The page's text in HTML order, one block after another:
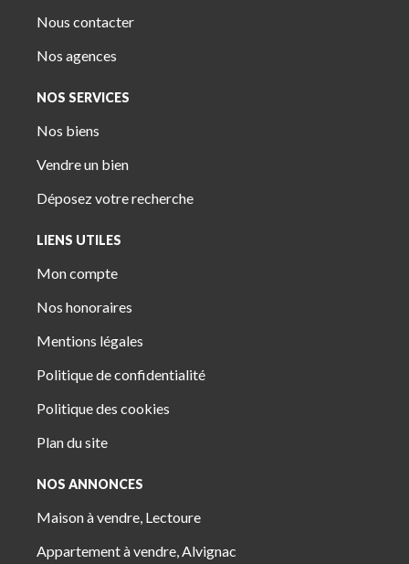
Nous contacter
Nos agences
NOS SERVICES
Nos biens
Vendre un bien
Déposez votre recherche
LIENS UTILES
Mon compte
Nos honoraires
Mentions légales
Politique de confidentialité
Politique des cookies
Plan du site
NOS ANNONCES
Maison à vendre, Lectoure
Appartement à vendre, Alvignac